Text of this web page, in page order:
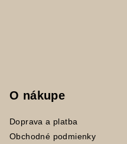
O nákupe
Doprava a platba
Obchodné podmienky